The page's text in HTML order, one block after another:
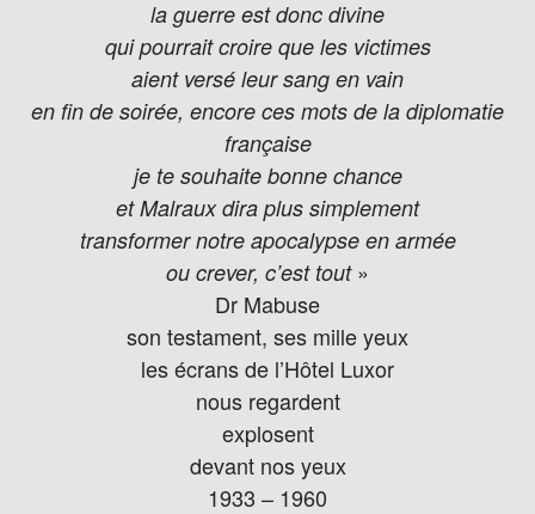
la guerre est donc divine
qui pourrait croire que les victimes
aient versé leur sang en vain
en fin de soirée, encore ces mots de la diplomatie
française
je te souhaite bonne chance
et Malraux dira plus simplement
transformer notre apocalypse en armée
ou crever, c’est tout»
Dr Mabuse
son testament, ses mille yeux
les écrans de l’Hôtel Luxor
nous regardent
explosent
devant nos yeux
1933 – 1960